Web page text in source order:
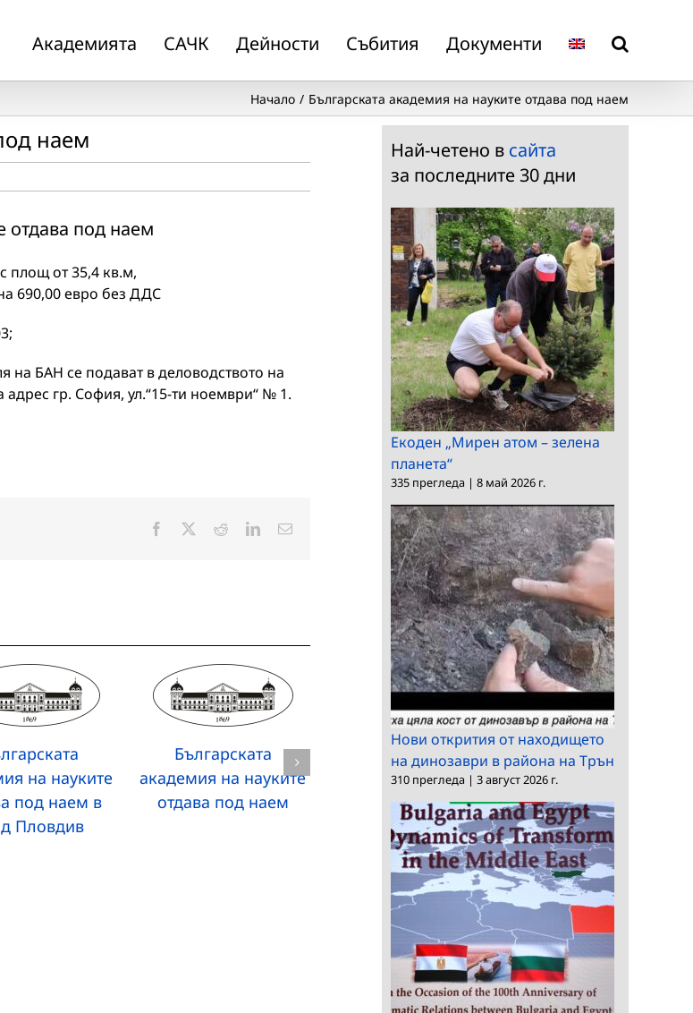
Академията САЧК Дейности Събития Документи
Начало Българската академия на науките отдава под наем
наем
отдава под наем
площ от 35,4 кв.м,
690,00 евро без ДДС
на БАН се подават в деловодството на
гр. София, ул.“15-ти ноември“ № 1.
Facebook RedditLinkedInЕлектронна
на науките
под наем в
Пловдив
Българската
академия на науките
отдава под наем
Българската
академия на науките
отдава под наем
Българската
академия на науките
отдава под наем
недвижим имот
Най-четено в сайта
за последните 30 дни
Екоден „Мирен атом – зелена
планета“
335 прегледа | 8 май 2026 г.
Нови открития от находището
на динозаври в района на Трън
310 прегледа | 3 август 2026 г.